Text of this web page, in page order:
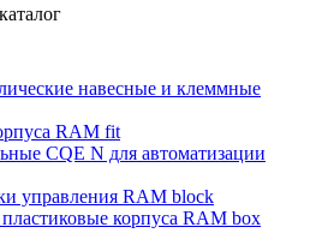
навесные и клеммные
RAM fit
CQE N для автоматизации
управления RAM block
корпуса RAM box